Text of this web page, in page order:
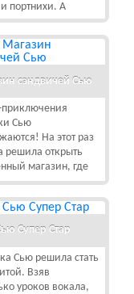
портнихи. А
сэндвичей Сью
приключения
Сью
На этот раз
решила открыть
магазин, где
Супер Стар
Сью решила стать
Взяв
уроков вокала,